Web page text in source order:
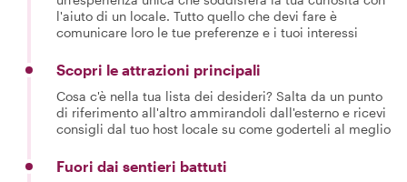
l'aiuto di un locale. Tutto quello che devi fare è
comunicare loro le tue preferenze e i tuoi interessi
Scopri le attrazioni principali
Cosa c'è nella tua lista dei desideri? Salta da un punto
di riferimento all'altro ammirandoli dall'esterno e ricevi
consigli dal tuo host locale su come goderteli al meglio
Fuori dai sentieri battuti